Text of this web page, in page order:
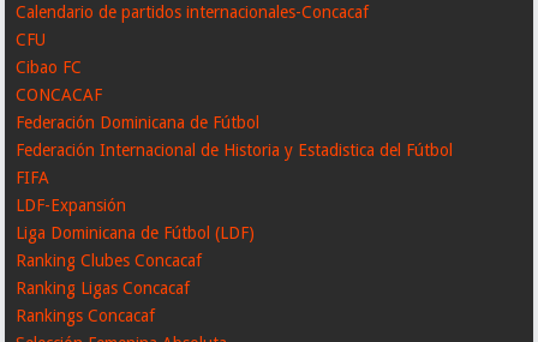
Calendario de partidos internacionales-Concacaf
CFU
Cibao FC
CONCACAF
Federación Dominicana de Fútbol
Federación Internacional de Historia y Estadistica del Fútbol
FIFA
LDF-Expansión
Liga Dominicana de Fútbol (LDF)
Ranking Clubes Concacaf
Ranking Ligas Concacaf
Rankings Concacaf